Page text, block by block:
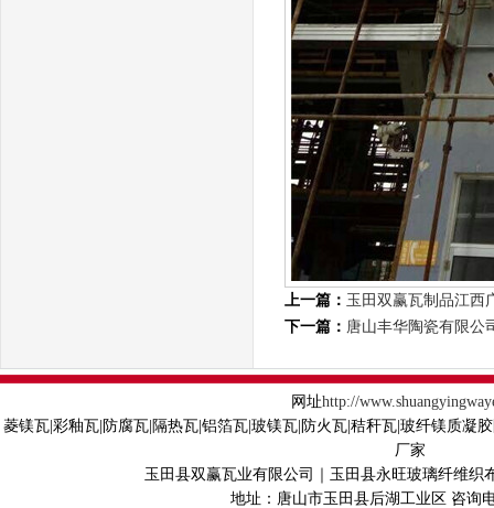
上一篇： 玉田双赢瓦制品江西
下一篇： 唐山丰华陶瓷有限公
网址http://
菱镁瓦|彩釉瓦|防腐瓦|隔热瓦|铝箔瓦|玻镁瓦|防火瓦|秸秆瓦|玻纤镁质凝
厂家
玉田县双赢瓦业有限公司｜玉田县永旺玻璃纤维织
地址：唐山市玉田县后湖工业区 咨询